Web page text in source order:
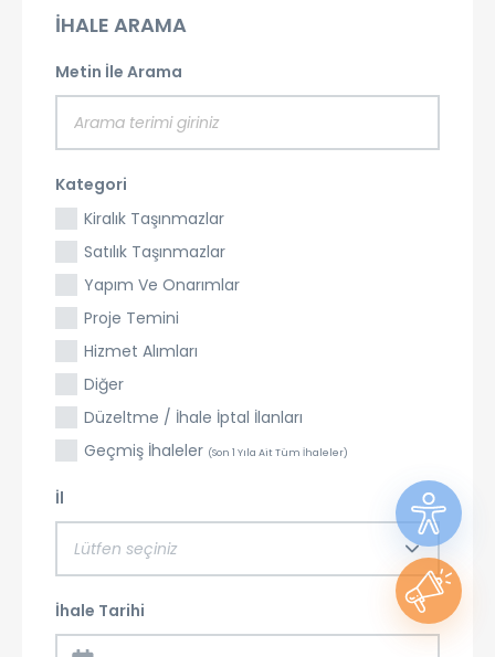
İHALE ARAMA
Metin İle Arama
Kategori
Kiralık Taşınmazlar
Satılık Taşınmazlar
Yapım Ve Onarımlar
Proje Temini
Hizmet Alımları
Diğer
Düzeltme / İhale İptal İlanları
Geçmiş İhaleler (Son 1 Yıla Ait Tüm İhaleler)
İl
Lütfen seçiniz
İhale Tarihi